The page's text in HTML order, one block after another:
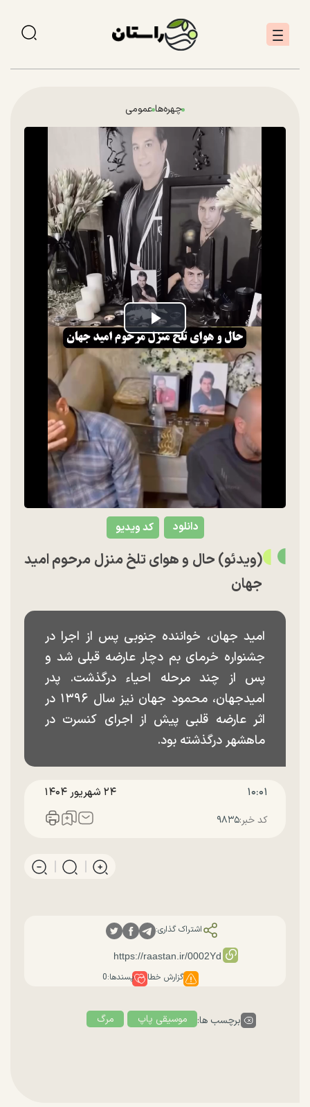
چهره‌هاعمومی
Play
Video
کد ویدیو دانلود
(ویدئو) حال و هوای تلخ منزل مرحوم امید
جهان
امید جهان، خواننده جنوبی پس از اجرا در
جشنواره خرمای بم دچار عارضه قبلی شد و
پس از چند مرحله احیاء درگذشت. پدر
امیدجهان، محمود جهان نیز سال ۱۳۹۶ در
اثر عارضه قلبی پیش از اجرای کنسرت در
ماهشهر درگذشته بود.
۱۰:۰۱ ۲۴ شهريور ۱۴۰۴
کد خبر:۹۸۳۵
اشتراک گذاری:
گزارش خطا پسندها:0
برچسب ها: موسیقی پاپ مرگ